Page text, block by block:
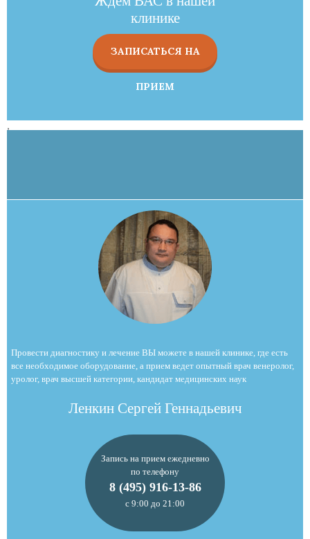
клинике
ЗАПИСАТЬСЯ НА
ПРИЕМ
Провести диагностику и лечение ВЫ можете в нашей клинике, где есть
все необходимое оборудование, а прием ведет опытный врач венеролог,
уролог, врач высшей категории, кандидат медицинских наук
Ленкин Сергей Геннадьевич
Запись на прием ежедневно
по телефону
8 (495) 916-13-86
с 9:00 до 21:00